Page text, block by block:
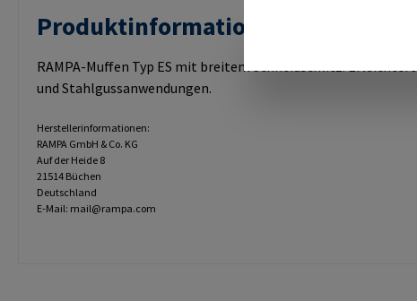
Produktinformationen "RAMPA
RAMPA-Muffen Typ ES mit breitem Schneidschlitz.
und Stahlgussanwendungen.
Herstellerinformationen:
RAMPA GmbH & Co. KG
Auf der Heide 8
21514 Büchen
Deutschland
E-Mail: mail@rampa.com